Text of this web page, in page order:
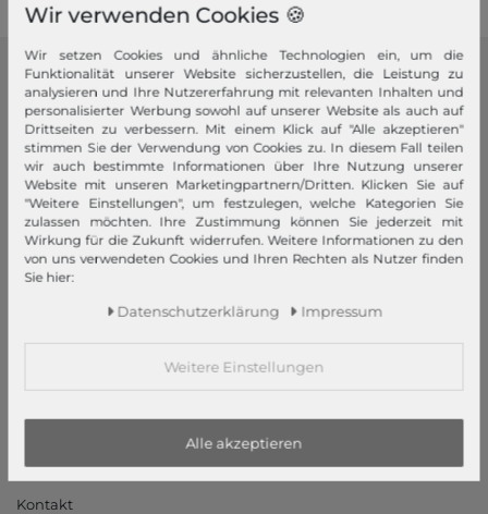
modeherz
Impressum
AGB
Widerrufsrecht
Datenschutzerklärung
Datenschutzeinstellungen
Barrierefreiheitserklärung
Unsere Stores
Informationen
Kontakt
Wir verwenden Cookies 🍪
Wir setzen Cookies und ähnliche Technologien ein, um die
Funktionalität unserer Website sicherzustellen, die Leistung zu
analysieren und Ihre Nutzererfahrung mit relevanten Inhalten und
personalisierter Werbung sowohl auf unserer Website als auch auf
Drittseiten zu verbessern. Mit einem Klick auf "Alle akzeptieren"
stimmen Sie der Verwendung von Cookies zu. In diesem Fall teilen
wir auch bestimmte Informationen über Ihre Nutzung unserer
Website mit unseren Marketingpartnern/Dritten. Klicken Sie auf
"Weitere Einstellungen", um festzulegen, welche Kategorien Sie
zulassen möchten. Ihre Zustimmung können Sie jederzeit mit
Wirkung für die Zukunft widerrufen. Weitere Informationen zu den
von uns verwendeten Cookies und Ihren Rechten als Nutzer finden
Sie hier:
Daten­schutz­erklärung Impressum
Weitere Einstellungen
Alle akzeptieren